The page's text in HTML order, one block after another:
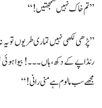
’’تم خاک نہیں سمجھتیں!‘‘
’’پڑھی لکھی نہیں تماری طریوں تو
رنڈاپے کے دکھ، ہاں۔۔۔! بیوا
مجھے سب مالوم ہے منی رانی!‘‘